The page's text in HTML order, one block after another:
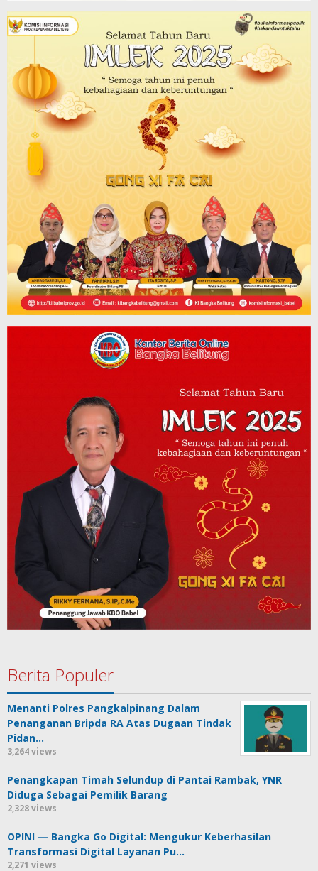
Berita Populer
Menanti Polres Pangkalpinang Dalam
Penanganan Bripda RA Atas Dugaan Tindak
Pidan…
3,264 views
Penangkapan Timah Selundup di Pantai Rambak, YNR
Diduga Sebagai Pemilik Barang
2,328 views
OPINI — Bangka Go Digital: Mengukur Keberhasilan
Transformasi Digital Layanan Pu…
2,271 views